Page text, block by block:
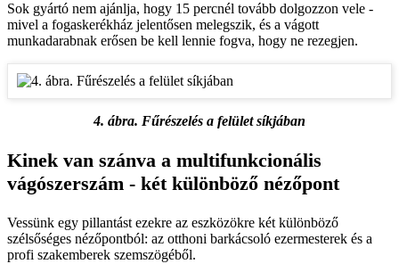
Sok gyártó nem ajánlja, hogy 15 percnél tovább dolgozzon vele -
mivel a fogaskerékház jelentősen melegszik, és a vágott
munkadarabnak erősen be kell lennie fogva, hogy ne rezegjen.
4. ábra. Fűrészelés a felület síkjában
Kinek van szánva a multifunkcionális
vágószerszám - két különböző nézőpont
Vessünk egy pillantást ezekre az eszközökre két különböző
szélsőséges nézőpontból: az otthoni barkácsoló ezermesterek és a
profi szakemberek szemszögéből.